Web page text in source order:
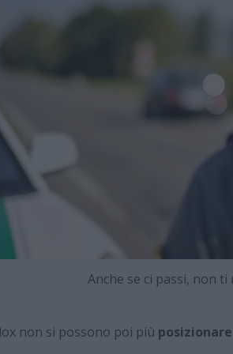
Anche se ci passi, non
non si possono poi più